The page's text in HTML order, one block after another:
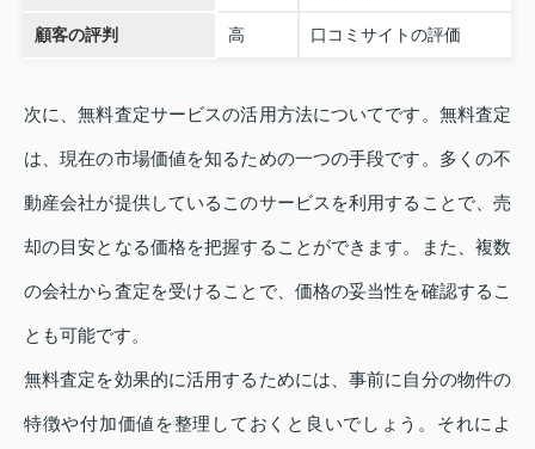
顧客の評判 高 口コミサイトの評価
次に、無料査定サービスの活用方法についてです。無料査定
は、現在の市場価値を知るための一つの手段です。多くの不
動産会社が提供しているこのサービスを利用することで、売
却の目安となる価格を把握することができます。また、複数
の会社から査定を受けることで、価格の妥当性を確認するこ
とも可能です。
無料査定を効果的に活用するためには、事前に自分の物件の
特徴や付加価値を整理しておくと良いでしょう。それによ